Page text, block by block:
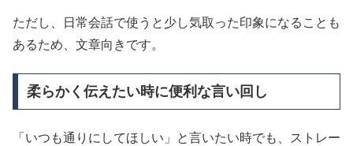
ただし、日常会話で使うと少し気取った印象になることも
あるため、文章向きです。
柔らかく伝えたい時に便利な言い回し
「いつも通りにしてほしい」と言いたい時でも、ストレー